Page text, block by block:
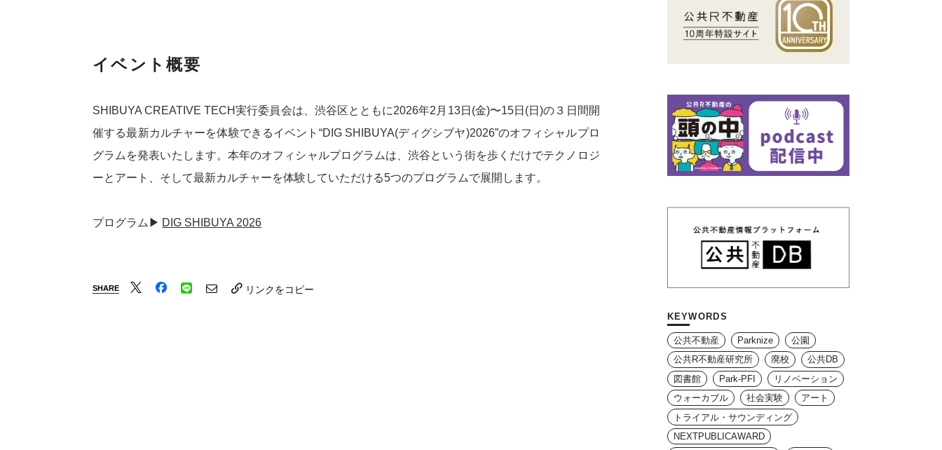
イベント概要
SHIBUYA CREATIVE TECH実行委員会は、渋谷区とともに2026年2月13日(金)〜15日(日)の３日間開
催する最新カルチャーを体験できるイベント“DIG SHIBUYA(ディグシブヤ)2026”のオフィシャルプロ
グラムを発表いたします。本年のオフィシャルプログラムは、渋谷という街を歩くだけでテクノロジ
ーとアート、そして最新カルチャーを体験していただける5つのプログラムで展開します。
プログラム▶ DIG SHIBUYA 2026
SHARE リンクをコピー
KEYWORDS
公共不動産 Parknize
公園
公共R不動産研究所
廃校
公共DB
図書館
Park-PFI
リノベーション
ウォーカブル
社会実験
アート
トライアル・サウンディング
NEXTPUBLICAWARD